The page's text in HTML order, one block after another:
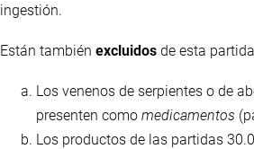
ingestión.
Están también excluidos de esta
Los venenos de serpientes o de
presenten como medicamentos
Los productos de las partidas